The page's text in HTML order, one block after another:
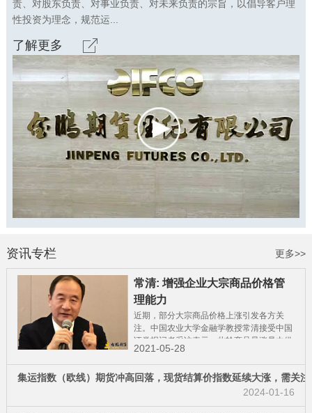
责、对股东负责、对事业负责、对未来负责的宗旨，以倡导客户理
性投资为理念，规范运...
了解更多
资讯专栏 更多>>
常清: 增强企业大宗商品价格管
理能力
近期，部分大宗商品价格上涨引发各方关
注。中国农业大学金融学教授常清接受中国
证券报记者采访表示，此轮商品暴涨是由供
给和需求错配造成的，对不同行业的影响程
2021-05-28
集运指数（欧线）期货冲高回落，现货结算价指数延续大涨，需关注
2024-01-16